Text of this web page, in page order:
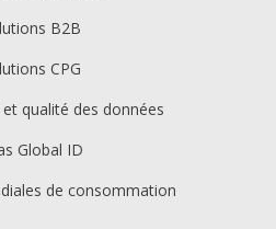
B2B
CPG
qualité des données
Global ID
de consommation